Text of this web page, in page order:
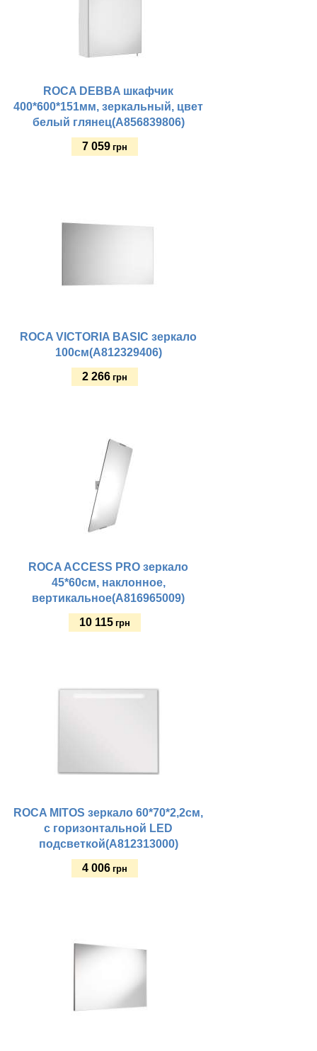
ROCA DEBBA шкафчик
400*600*151мм, зеркальный, цвет
белый глянец(A856839806)
7 059 грн
ROCA VICTORIA BASIC зеркало
100см(A812329406)
2 266 грн
ROCA ACCESS PRO зеркало
45*60см, наклонное,
вертикальное(A816965009)
10 115 грн
ROCA MITOS зеркало 60*70*2,2см,
с горизонтальной LED
подсветкой(A812313000)
4 006 грн